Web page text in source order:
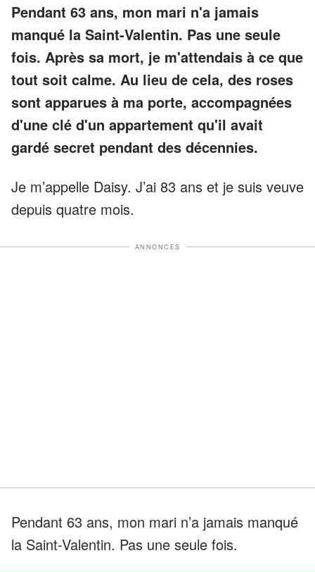
Pendant 63 ans, mon mari n'a jamais
manqué la Saint-Valentin. Pas une seule
fois. Après sa mort, je m'attendais à ce que
tout soit calme. Au lieu de cela, des roses
sont apparues à ma porte, accompagnées
d'une clé d'un appartement qu'il avait
gardé secret pendant des décennies.
Je m’appelle Daisy. J’ai 83 ans et je suis veuve
depuis quatre mois.
ANNONCES
Pendant 63 ans, mon mari n’a jamais manqué
la Saint-Valentin. Pas une seule fois.